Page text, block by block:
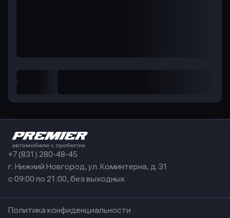
+7 (831) 280-48-45
г. Нижний Новгород, ул. Коминтерна, д. 31
с 09:00 по 21:00, без выходных
Политика конфиденциальности